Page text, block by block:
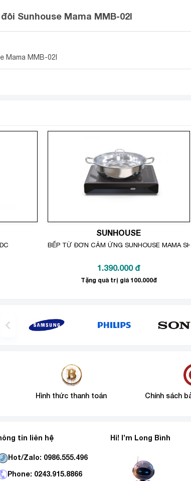
hiện đại hướng đến sự tối giản, tinh tế nên
ứng thông minh
MAMA MMB-02Iđược trang bị bảng điều khiển
MMB-02I cũng được trang bị bộ cảm biến
Sunhouse Mama MMB-02I
Mama MMB-02I
SUNHOUSE
BẾP TỪ ĐƠN CẢM ỨNG SUNHOUSE MAMA
1.390.000 đ
Tặng quà trị giá 100.000đ
Hình thức thanh toán Chính sách
tin liên hệ
Hot/Zalo: 0986.555.496
Phone: 0243.915.8866
Hi! I’m Long Bình